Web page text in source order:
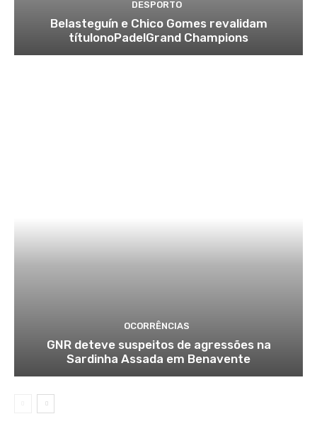
DESPORTO
Belasteguín e Chico Gomes revalidam
títulonoPadelGrand Champions
OCORRÊNCIAS
GNR deteve suspeitos de agressões na
Sardinha Assada em Benavente